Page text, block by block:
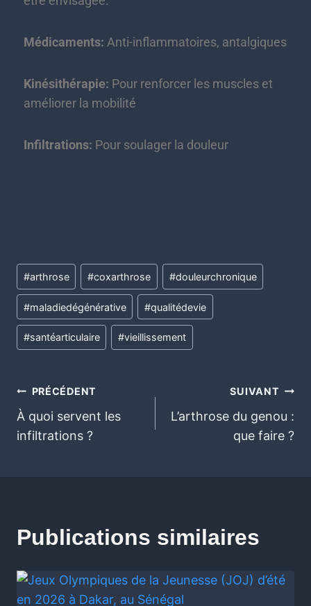
Médicaments: Anti-inflammatoires, antalgiques
Kinésithérapie: Pour renforcer les muscles et
améliorer la mobilité
Infiltrations: Pour soulager la douleur
#arthrose #coxarthrose #douleurchronique
#maladiedégénérative #qualitédevie
#santéarticulaire #vieillissement
PRÉCÉDENT
À quoi servent les
infiltrations ?
SUIVANT
L’arthrose du genou :
que faire ?
Publications similaires